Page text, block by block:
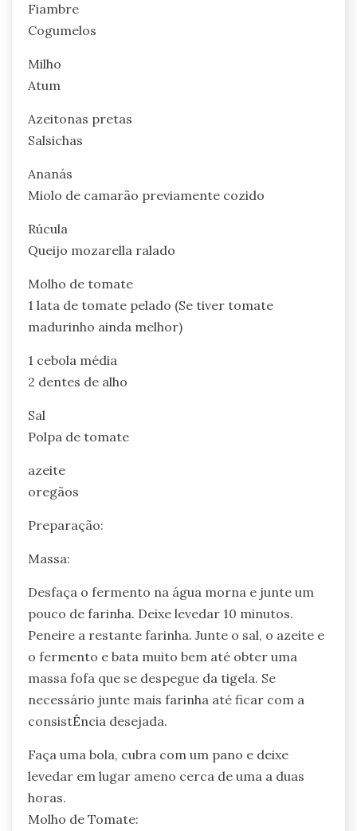
Fiambre
Cogumelos
Milho
Atum
Azeitonas pretas
Salsichas
Ananás
Miolo de camarão previamente cozido
Rúcula
Queijo mozarella ralado
Molho de tomate
1 lata de tomate pelado (Se tiver tomate
madurinho ainda melhor)
1 cebola média
2 dentes de alho
Sal
Polpa de tomate
azeite
oregãos
Preparação:
Massa:
Desfaça o fermento na água morna e junte um
pouco de farinha. Deixe levedar 10 minutos.
Peneire a restante farinha. Junte o sal, o azeite e
o fermento e bata muito bem até obter uma
massa fofa que se despegue da tigela. Se
necessário junte mais farinha até ficar com a
consistÊncia desejada.
Faça uma bola, cubra com um pano e deixe
levedar em lugar ameno cerca de uma a duas
horas.
Molho de Tomate: